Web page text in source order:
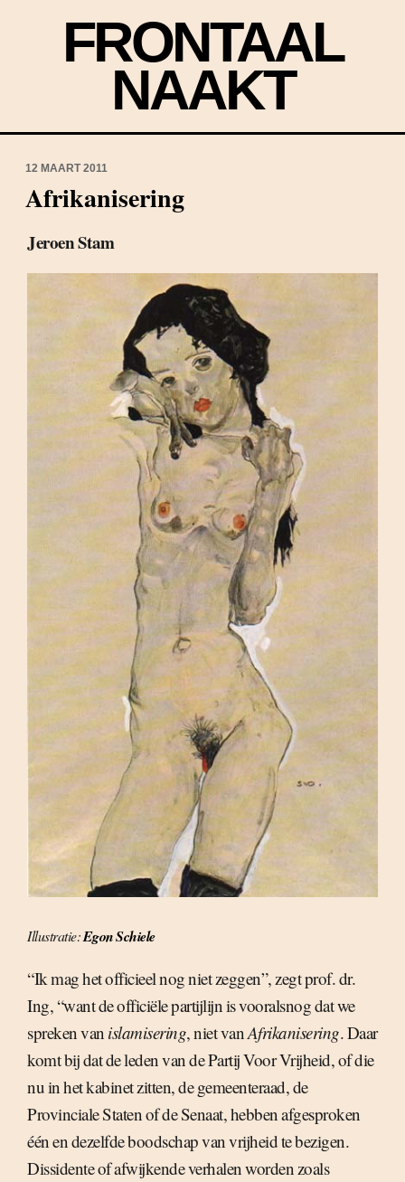
FRONTAAL
NAAKT
12 MAART 2011
Afrikanisering
Jeroen Stam
Illustratie:Egon Schiele
“Ik mag het officieel nog niet zeggen”, zegt prof. dr.
Ing, “want de officiële partijlijn is vooralsnog dat we
spreken van islamisering, niet van Afrikanisering. Daar
komt bij dat de leden van de Partij Voor Vrijheid, of die
nu in het kabinet zitten, de gemeenteraad, de
Provinciale Staten of de Senaat, hebben afgesproken
één en dezelfde boodschap van vrijheid te bezigen.
Dissidente of afwijkende verhalen worden zoals